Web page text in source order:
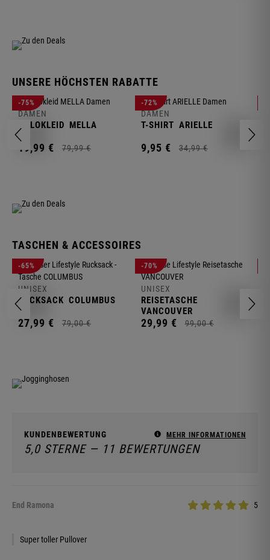
UNSERE HÖCHSTEN RABATTE
-75%
DAMEN
POLOKLEID MELLA
19,99 € 79,99 €
-72%
DAMEN
T-SHIRT ARIELLE
9,95 € 34,99 €
TASCHEN & ACCESSOIRES
-65%
UNISEX
RUCKSACK COLUMBUS
27,99 € 79,00 €
-70%
UNISEX
REISETASCHE
VANCOUVER
29,99 € 99,00 €
KUNDENBEWERTUNG MEHR INFORMATIONEN
5,0 STERNE — 11 BEWERTUNGEN
End Ramona 5
Super toller Pullover